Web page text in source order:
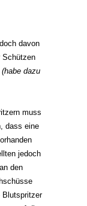
davon
Schützen
(habe dazu
muss
dass eine
jedoch
den
Blutspritzer